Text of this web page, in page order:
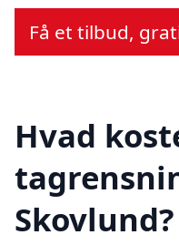
Få et tilbud,
Hvad
Skovlund?